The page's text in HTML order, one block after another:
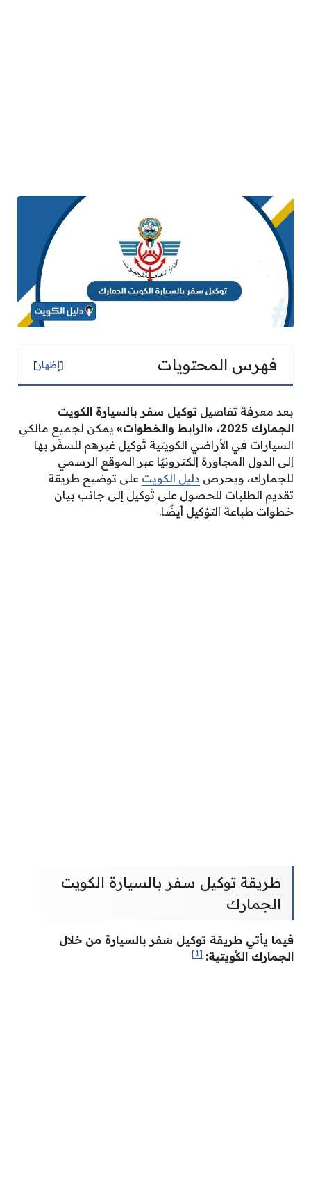
فهرس المحتويات [إظهار]
بعد معرفة تفاصيل توكيل سفر بالسيارة الكويت
الجمارك 2025، «الرابط والخطوات»
يمكن لجميع مالكي
السيارات في الأراضي الكويتية تَوكيل غيرهم للسفَر بها
إلى الدول المجاورة إلكترونيًا عبر الموقع الرسمي
للجمارك، ويحرص دليل الكويت على توضيح طريقة
تقديم الطلبات للحصول على تَوكيل إلى جانب بيان
خطوات طباعة التوْكيل أيضًا.
طريقة توكيل سفر بالسيارة الكويت
الجمارك
فيما يأتي طريقة توكيل سَفر بالسيارة من خلال
الجمارك الكُويتية: [1]